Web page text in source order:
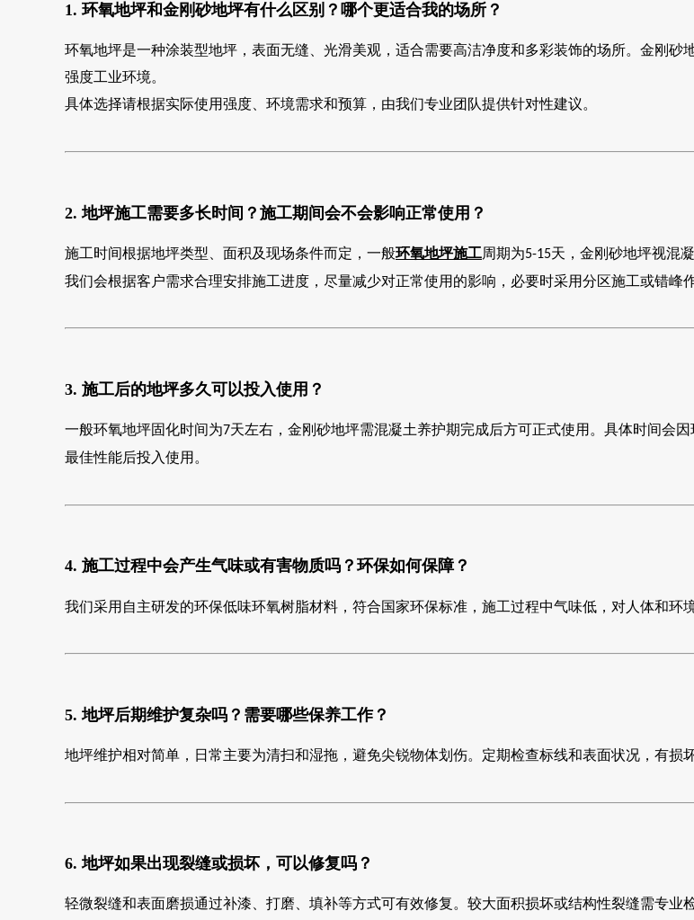
1. 环氧地坪和金刚砂地坪有什么区别？哪个更适合我的场所？
环氧地坪是一种涂装型地坪，表面无缝、光滑美观，适合需要高洁净度和多彩装饰的场所。金刚
强度工业环境。
具体选择请根据实际使用强度、环境需求和预算，由我们专业团队提供针对性建议。
2. 地坪施工需要多长时间？施工期间会不会影响正常使用？
施工时间根据地坪类型、面积及现场条件而定，一般环氧地坪施工周期为5-15天，金刚砂地坪视混
我们会根据客户需求合理安排施工进度，尽量减少对正常使用的影响，必要时采用分区施工或错峰作
3. 施工后的地坪多久可以投入使用？
一般环氧地坪固化时间为7天左右，金刚砂地坪需混凝土养护期完成后方可正式使用。具体时间会
最佳性能后投入使用。
4. 施工过程中会产生气味或有害物质吗？环保如何保障？
我们采用自主研发的环保低味环氧树脂材料，符合国家环保标准，施工过程中气味低，对人体和环
5. 地坪后期维护复杂吗？需要哪些保养工作？
地坪维护相对简单，日常主要为清扫和湿拖，避免尖锐物体划伤。定期检查标线和表面状况，有损
6. 地坪如果出现裂缝或损坏，可以修复吗？
轻微裂缝和表面磨损通过补漆、打磨、填补等方式可有效修复。较大面积损坏或结构性裂缝需专